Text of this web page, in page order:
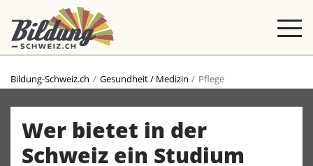
Bildung-Schweiz.ch Gesundheit / Medizin Pflege
Wer bietet in der
Schweiz ein Studium